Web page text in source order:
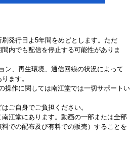
発行日よ5年間をめどとします。ただ
内でも配信を停止する可能性がありま
ン、再生環境、通信回線の状況によって
ます。
操作に関しては南江堂では一切サポートい
ご自身でご負担ください。
江堂にあります。動画の一部または全部
での配布及び有料での販売）することを